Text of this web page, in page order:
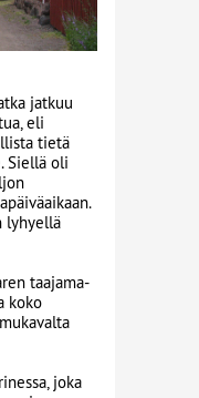
jatkuu
eli
tietä
Siellä oli
lyhyellä
taajama-
koko
joka